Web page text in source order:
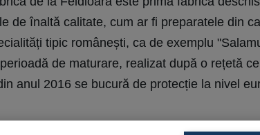
de înaltă calitate, cum ar fi preparatele din
tipic românești, ca de exemplu
de maturare, realizat după o rețetă
anul 2016 se bucură de protecție la nivel